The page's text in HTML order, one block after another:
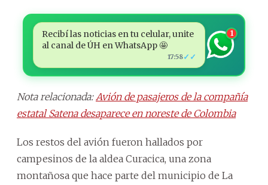
Recibí las noticias en tu celular, unite
al canal de ÚH en WhatsApp 🤩
17:58✓✓
1
Nota relacionada: Avión de pasajeros de la compañía
estatal Satena desaparece en noreste de Colombia
Los restos del avión fueron hallados por
campesinos de la aldea Curacica, una zona
montañosa que hace parte del municipio de La